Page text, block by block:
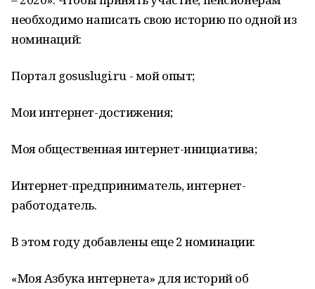
необходимо написать свою историю по одной из
номинаций:
Портал gosuslugi.ru - мой опыт;
Мои интернет-достижения;
Моя общественная интернет-инициатива;
Интернет-предприниматель, интернет-
работодатель.
В этом году добавлены еще 2 номинации:
«Моя Азбука интернета» для историй об